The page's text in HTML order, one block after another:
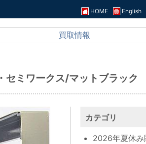
HOME English
買取情報
セミワークス/マットブラック
カテゴリ
2026年夏休み